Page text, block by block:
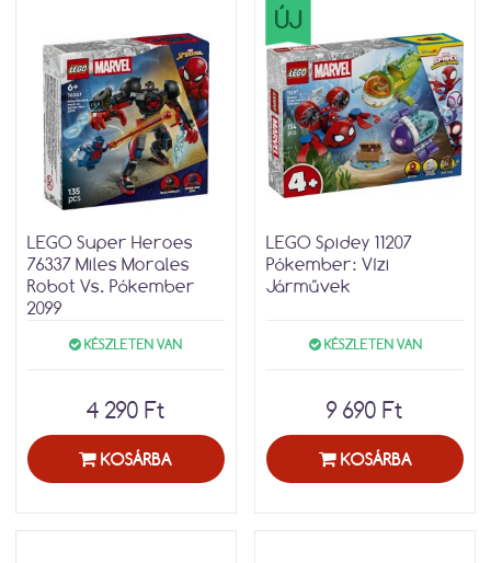
LEGO Super Heroes
76337 Miles Morales
Robot Vs. Pókember
2099
KÉSZLETEN VAN
4 290 Ft
KOSÁRBA
ÚJ
LEGO Spidey 11207
Pókember: Vízi
Járművek
KÉSZLETEN VAN
9 690 Ft
KOSÁRBA